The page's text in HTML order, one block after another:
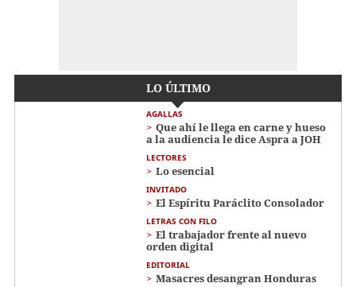
LO ÚLTIMO
AGALLAS
Que ahí le llega en carne y hueso
a la audiencia le dice Aspra a JOH
LECTORES
Lo esencial
INVITADO
El Espíritu Paráclito Consolador
LETRAS CON FILO
El trabajador frente al nuevo
orden digital
EDITORIAL
Masacres desangran Honduras